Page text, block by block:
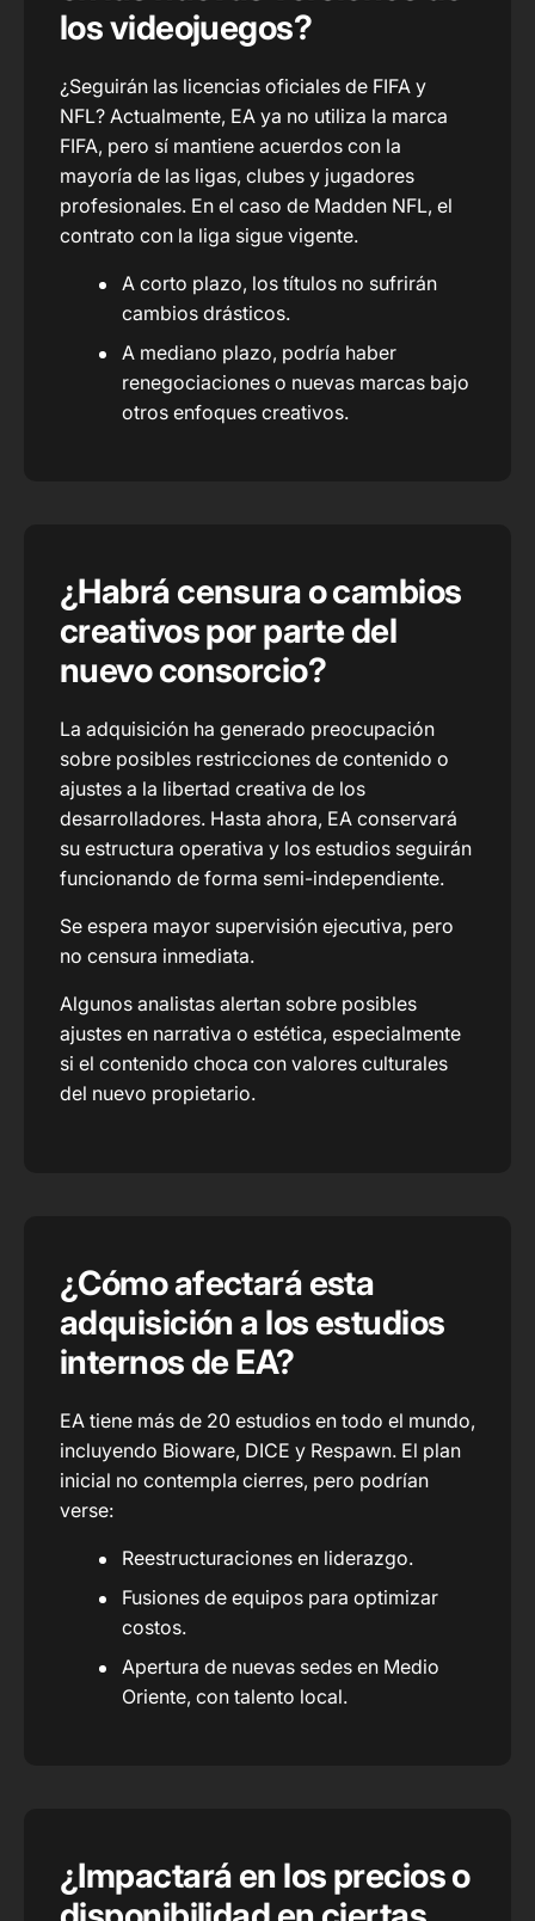
los videojuegos?
¿Seguirán las licencias oficiales de FIFA y
NFL? Actualmente, EA ya no utiliza la marca
FIFA, pero sí mantiene acuerdos con la
mayoría de las ligas, clubes y jugadores
profesionales. En el caso de Madden NFL, el
contrato con la liga sigue vigente.
A corto plazo, los títulos no sufrirán
cambios drásticos.
A mediano plazo, podría haber
renegociaciones o nuevas marcas bajo
otros enfoques creativos.
¿Habrá censura o cambios
creativos por parte del
nuevo consorcio?
La adquisición ha generado preocupación
sobre posibles restricciones de contenido o
ajustes a la libertad creativa de los
desarrolladores. Hasta ahora, EA conservará
su estructura operativa y los estudios seguirán
funcionando de forma semi-independiente.
Se espera mayor supervisión ejecutiva, pero
no censura inmediata.
Algunos analistas alertan sobre posibles
ajustes en narrativa o estética, especialmente
si el contenido choca con valores culturales
del nuevo propietario.
¿Cómo afectará esta
adquisición a los estudios
internos de EA?
EA tiene más de 20 estudios en todo el mundo,
incluyendo Bioware, DICE y Respawn. El plan
inicial no contempla cierres, pero podrían
verse:
Reestructuraciones en liderazgo.
Fusiones de equipos para optimizar
costos.
Apertura de nuevas sedes en Medio
Oriente, con talento local.
¿Impactará en los precios o